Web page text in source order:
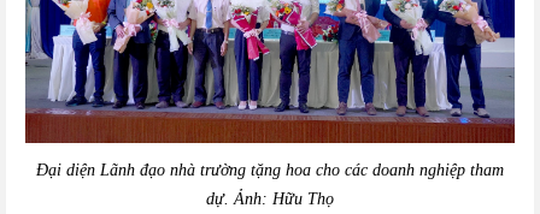
Đại diện Lãnh đạo nhà trường tặng hoa cho các doanh nghiệp tham
dự. Ảnh: Hữu Thọ